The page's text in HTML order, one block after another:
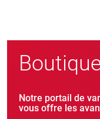
Notre portail de
vous offre les